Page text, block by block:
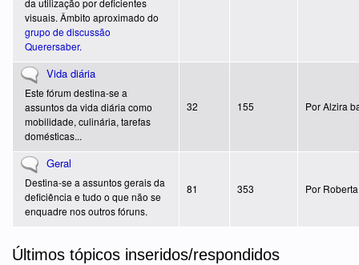
da utilização por deficientes
visuais. Âmbito aproximado do
grupo de discussão
Querersaber.
Não existem novos artigos
Vida diária
Este fórum destina-se a
assuntos da vida diária como
mobilidade, culinária, tarefas
domésticas...
32 155 PorAlzira
Não existem novos artigos
Geral
Destina-se a assuntos gerais da
deficiência e tudo o que não se
enquadre nos outros fóruns.
81 353 Por
Últimos tópicos inseridos/respondidos